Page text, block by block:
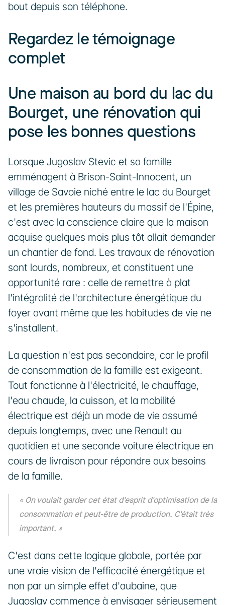
bout depuis son téléphone.
Regardez le témoignage
complet
Une maison au bord du lac du
Bourget, une rénovation qui
pose les bonnes questions
Lorsque Jugoslav Stevic et sa famille
emménagent à Brison-Saint-Innocent, un
village de Savoie niché entre le lac du Bourget
et les premières hauteurs du massif de l'Épine,
c'est avec la conscience claire que la maison
acquise quelques mois plus tôt allait demander
un chantier de fond. Les travaux de rénovation
sont lourds, nombreux, et constituent une
opportunité rare : celle de remettre à plat
l'intégralité de l'architecture énergétique du
foyer avant même que les habitudes de vie ne
s'installent.
La question n'est pas secondaire, car le profil
de consommation de la famille est exigeant.
Tout fonctionne à l'électricité, le chauffage,
l'eau chaude, la cuisson, et la mobilité
électrique est déjà un mode de vie assumé
depuis longtemps, avec une Renault au
quotidien et une seconde voiture électrique en
cours de livraison pour répondre aux besoins
de la famille.
« On voulait garder cet état d'esprit d'optimisation de la
consommation et peut-être de production. C'était très
important. »
C'est dans cette logique globale, portée par
une vraie vision de l'efficacité énergétique et
non par un simple effet d'aubaine, que
Jugoslav commence à envisager sérieusement